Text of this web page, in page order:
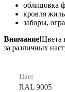
облицовка
кровля
заборы,
Внимание!Цвета
за различных
Цвет
RAL 9005